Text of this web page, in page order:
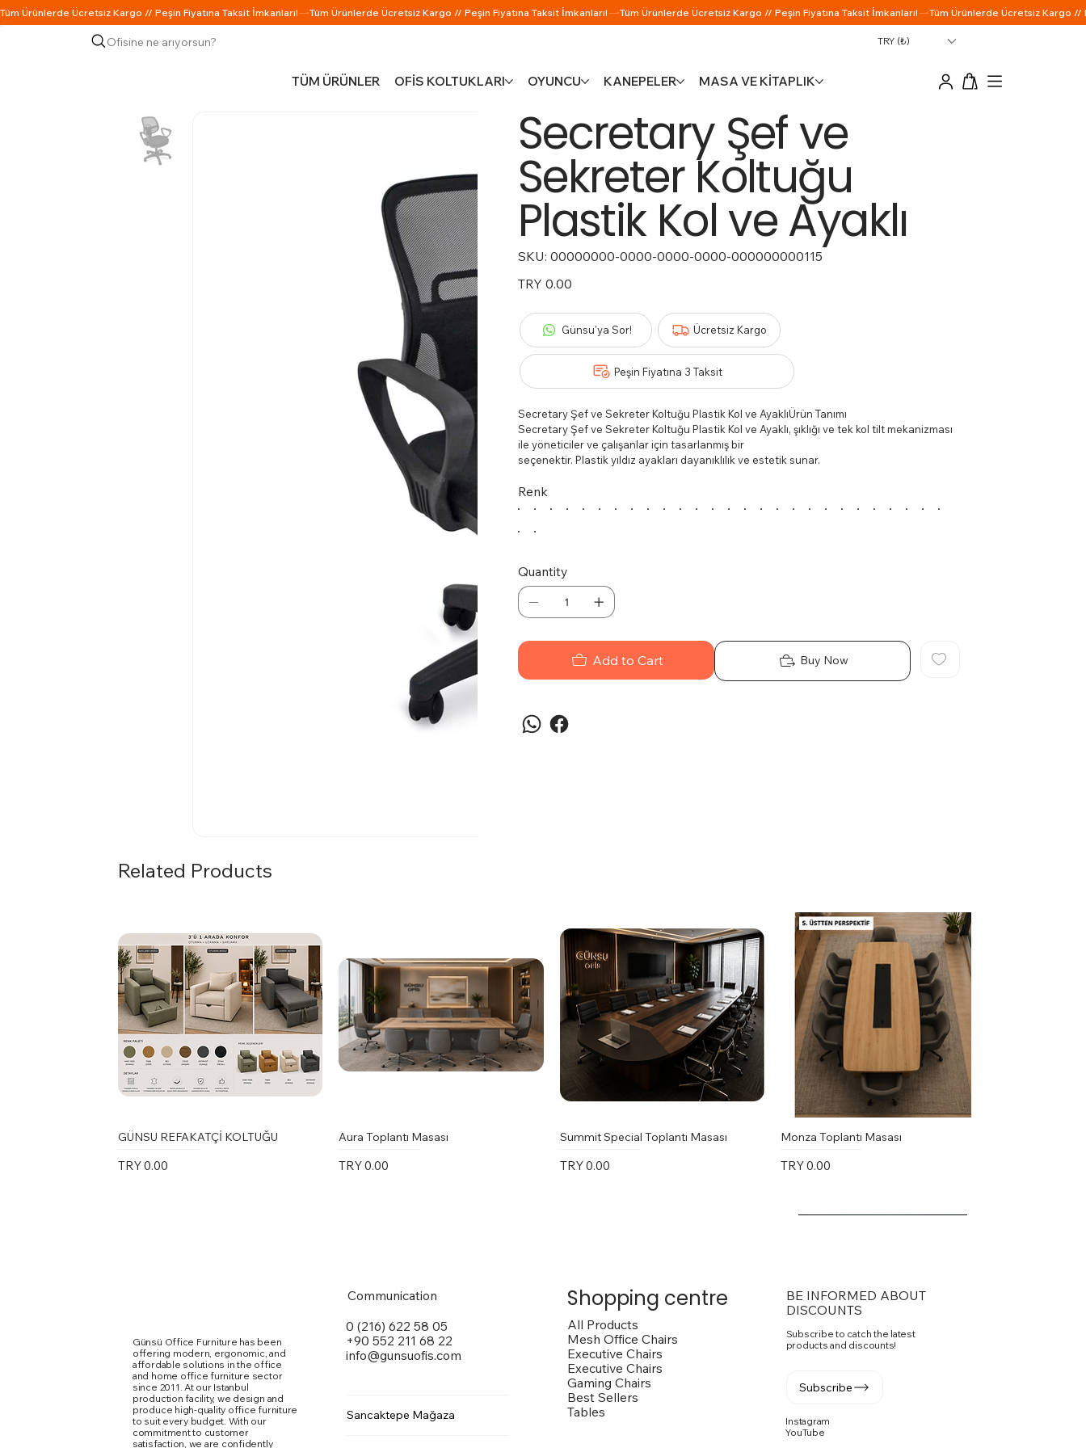
TÜM ÜRÜNLER OFİS KOLTUKLARI OYUNCU KANEPELER MASA VE KİTAPLIK
Ofisine ne arıyorsun? TRY (₺)
Secretary Şef ve
Sekreter Koltuğu
Plastik Kol ve Ayaklı
SKU: SKU
00000000-
0000-
0000-
00000000-0000-0000-0000-000000000115
Price
TRY 0.00
Günsu'ya Sor!
Peşin Fiyatına 3 Taksit
Ücretsiz Kargo
Secretary Şef ve Sekreter Koltuğu Plastik Kol ve AyaklıÜrün Tanımı
Secretary Şef ve Sekreter Koltuğu Plastik Kol ve Ayaklı, şıklığı ve tek kol tilt mekanizması
ile yöneticiler ve çalışanlar için tasarlanmış bir
seçenektir. Plastik yıldız ayakları dayanıklılık ve estetik sunar.
Tek kol tilt mekanizması, farklı oturma pozisyonları için ayarlanabilirlik sağlar.
Plastik yıldız ayaklar, modern bir görünüm sunar ve dayanıklılığı artırır.
Kullanım Alanları
çalışanlar için ergonomik bir seçenektir.
Temizlik ve Bakım
Koltuğun dış yüzeyini hafif nemli bir bezle silerek temizleyebilirsiniz. Krom yüzeyleri için
uygun temizlik ürünleri kullanmaktan kaçının.
Renk
Quantity
Add to Cart Buy Now
Related Products
GÜNSU REFAKATÇİ KOLTUĞU
Price
TRY 0.00
Aura Toplantı Masası
Price
TRY 0.00
Summit Special Toplantı Masası
Price
TRY 0.00
Monza Toplantı Masası
Price
TRY 0.00
Marte Toplantı Masası Kare Metal
Vito Toplantı Masası U Toplantı
Karina Kolsuz Sandalye PASKO SANDALYE
Ergomi Sandalye Fuga Yönetici Masa Takımı
Günsü Office Furniture has been
offering modern, ergonomic, and
affordable solutions in the office
and home office furniture sector
since 2011. At our Istanbul
production facility, we design and
produce high-quality office furniture
to suit every budget. With our
commitment to customer
satisfaction, we are confidently
Communication
0 (216) 622 58 05
+90 552 211 68 22
info@gunsuofis.com
Sancaktepe Mağaza
Shopping centre
All Products
Mesh Office Chairs
Executive Chairs
Executive Chairs
Gaming Chairs
Best Sellers
Tables
BE INFORMED ABOUT
DISCOUNTS
Subscribe to catch the latest
products and discounts!
Subscribe
Instagram
YouTube